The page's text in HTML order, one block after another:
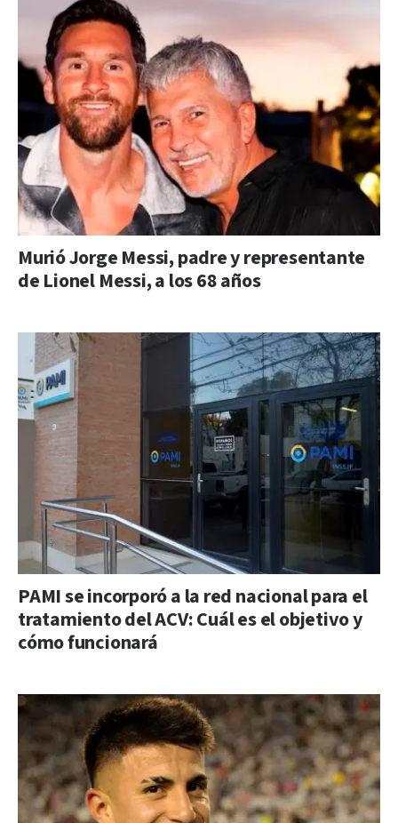
Murió Jorge Messi, padre y representante
de Lionel Messi, a los 68 años
PAMI se incorporó a la red nacional para el
tratamiento del ACV: Cuál es el objetivo y
cómo funcionará